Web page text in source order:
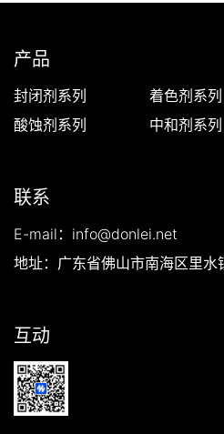
产品
封闭剂系列 着色剂系列
酸蚀剂系列
中和剂系列
联系
E-mail：info@donlei.net
地址：广东省佛山市南海区里水
互动